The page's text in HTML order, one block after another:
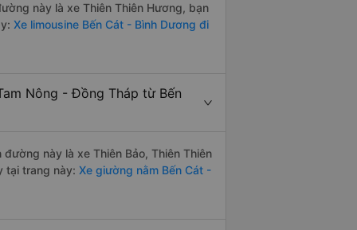
này là xe Thiên Thiên Hương, bạn
Xe limousine Bến Cát - Bình Dương đi
Nông - Đồng Tháp từ Bến
này là xe Thiên Bảo, Thiên Thiên
tại trang này: Xe giường nằm Bến Cát -